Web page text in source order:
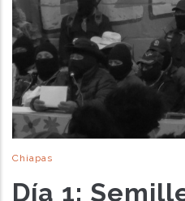
Chiapas
Día 1: